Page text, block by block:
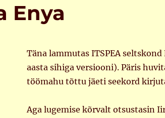
Enya
Täna lammutas ITSPEA
aasta sihiga versiooni). Päris
töömahu tõttu jäeti seekord
Aga lugemise kõrvalt otsustasin